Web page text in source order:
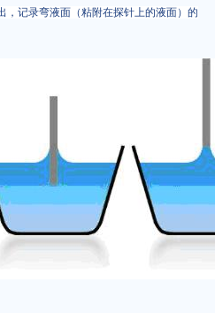
，记录弯液面（粘附在探针上的液面）的